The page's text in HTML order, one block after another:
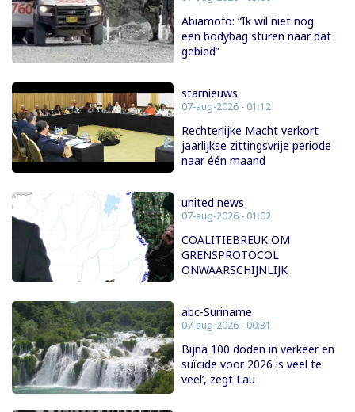
Abiamofo: “Ik wil niet nog
een bodybag sturen naar dat
gebied”
starnieuws
07-aug-2026 - 01:12
Rechterlijke Macht verkort
jaarlijkse zittingsvrije periode
naar één maand
united news
07-aug-2026 - 01:02
COALITIEBREUK OM
GRENSPROTOCOL
ONWAARSCHIJNLIJK
abc-Suriname
07-aug-2026 - 00:31
Bijna 100 doden in verkeer en
suïcide voor 2026 is veel te
veel’, zegt Lau